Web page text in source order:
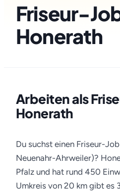
Für Bewerber
Marken
Friseur-
Honerath
Arbeiten als
Honerath
Du suchst einen Friseur-
Neuenahr-Ahrweiler)?
Pfalz und hat rund 450
Umkreis von 20 km gibt es